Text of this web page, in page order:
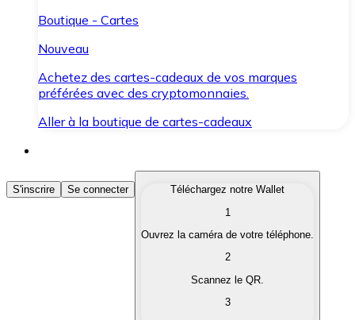
Boutique - Cartes
Nouveau
Achetez des cartes-cadeaux de vos marques
préférées avec des cryptomonnaies.
Aller à la boutique de cartes-cadeaux
Acheter des Cryptomonnaies
Achetez les cryptomonnaies qui vous intéressent
Convertissez vos cryptomonnaies en monnaie
S'inscrire Se connecter
Téléchargez notre Wallet
1
Ouvrez la caméra de votre téléphone.
2
Scannez le QR.
3